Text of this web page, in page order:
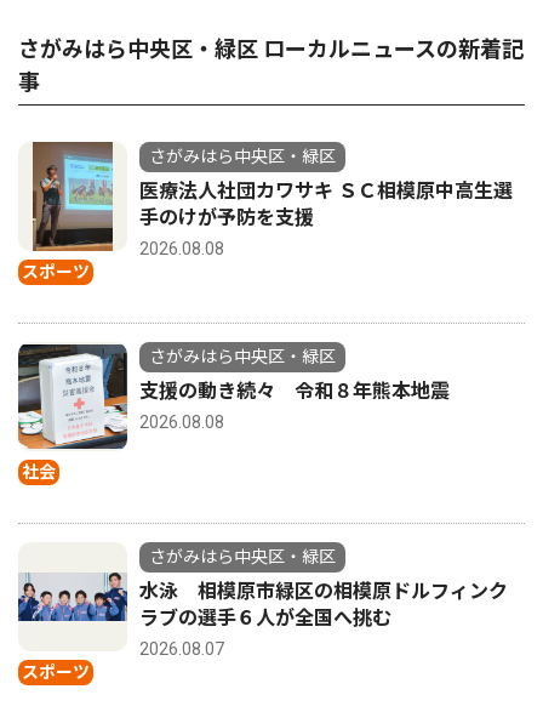
さがみはら中央区・緑区 ローカルニュースの新着記
事
スポーツ
さがみはら中央区・緑区
医療法人社団カワサキ ＳＣ相模原中高生選
手のけが予防を支援
2026.08.08
社会
さがみはら中央区・緑区
支援の動き続々 令和８年熊本地震
2026.08.08
スポーツ
さがみはら中央区・緑区
水泳 相模原市緑区の相模原ドルフィンク
ラブの選手６人が全国へ挑む
2026.08.07